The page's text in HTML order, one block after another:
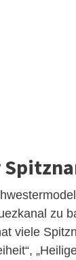
zu
viele